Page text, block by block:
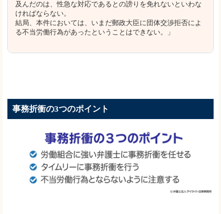
及んだのは、性急な対応であるとの謗りを免れないといわな
ければならない。
結局、本件においては、いまだ郵政大臣に団体交渉拒否によ
る不当労働行為があったということはできない。」
事務折衝の3つのポイント